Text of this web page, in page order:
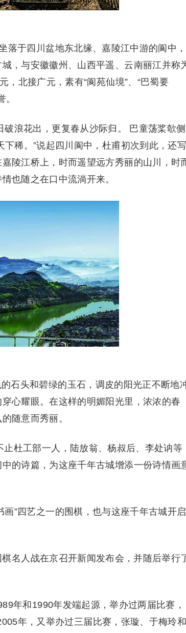
于四川盆地东北缘、嘉陵江中游的阆中，
，与安徽徽州、山西平遥、云南丽江并称
，北接广元，素有“阆苑仙境”、“巴蜀要
。
浪花出，更复春从沙际归。 巴童荡桨欹侧
稀。”说起四川阆中，杜甫初次到此，还写
陵江桥上，时而遥望远方秀丽的山川，时
也随之在口中流淌开来。
头和碧绿的玉石，调皮的阳光正不断地
心耀眼。在这样的明媚阳光里，浓浓的春
随意而秀丽。
杜工部一人，陆放翁、杨叔后、李处讷等
的诗篇，为这座千年古城增添一份诗情画
”四艺之一的围棋，也与这座千年古城开启
名人战在京召开新闻发布会，并随后举行
和1990年发端起源，举办过两届比赛，
年，又举办过三届比赛，张璇、于梅玲